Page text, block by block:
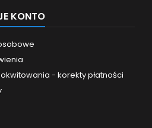
KONTO
- korekty płatności